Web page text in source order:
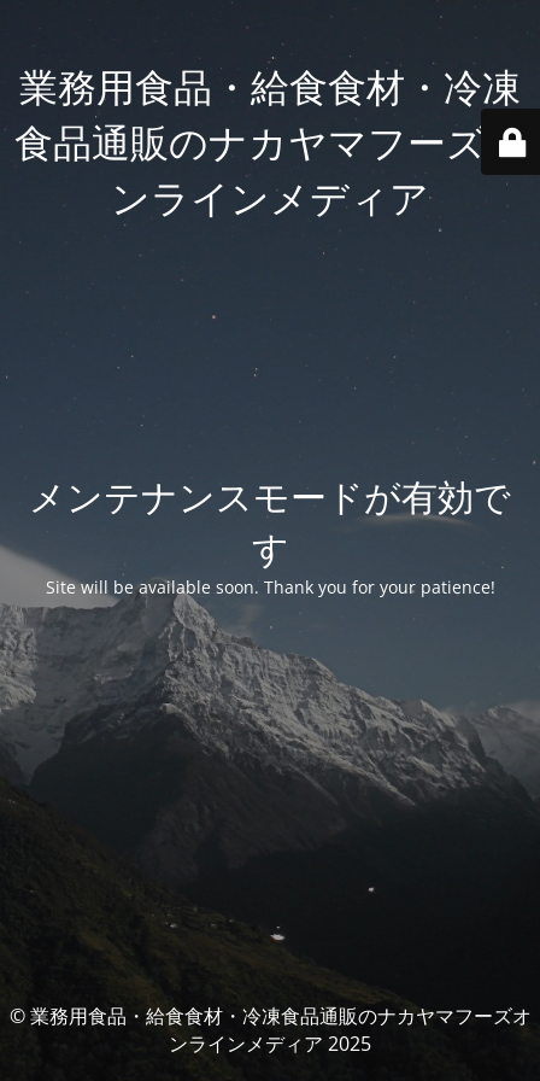
業務用食品・給食食材・冷凍
食品通販のナカヤマフーズオ
ンラインメディア
メンテナンスモードが有効で
す
Site will be available soon. Thank you for your patience!
© 業務用食品・給食食材・冷凍食品通販のナカヤマフーズオ
ンラインメディア 2025